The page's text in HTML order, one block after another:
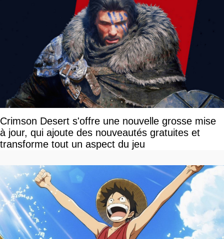
Crimson Desert s'offre une nouvelle grosse mise
à jour, qui ajoute des nouveautés gratuites et
transforme tout un aspect du jeu